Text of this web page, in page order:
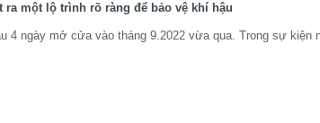
ra một lộ trình rõ ràng để bảo vệ khí hậu
4 ngày mở cửa vào tháng 9.2022 vừa qua. Trong sự kiện